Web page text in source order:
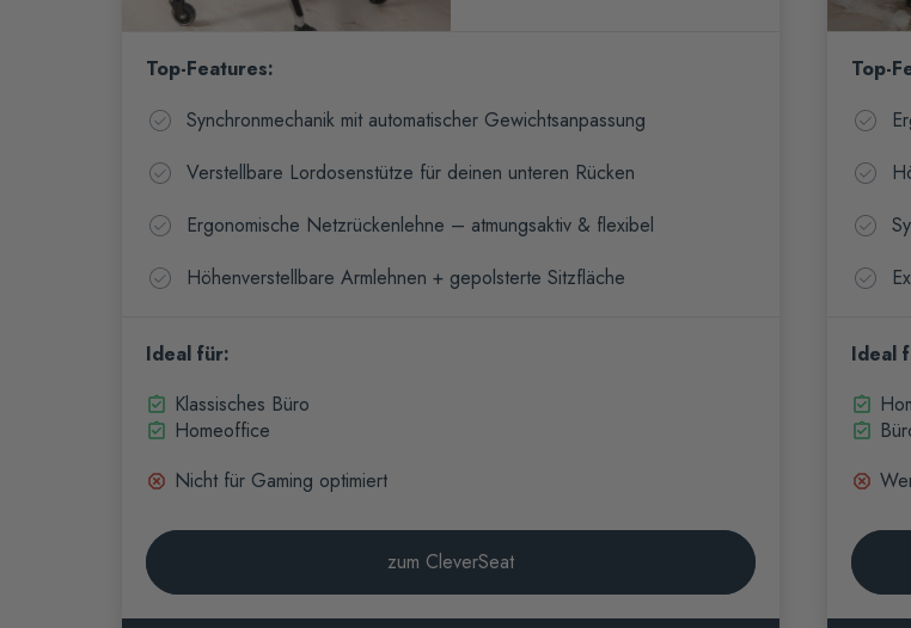
Top-Features:
Synchronmechanik mit automatischer Gewichtsanpassung
Verstellbare Lordosenstütze für deinen unteren Rücken
Ergonomische Netzrückenlehne – atmungsaktiv & flexibel
Höhenverstellbare Armlehnen + gepolsterte Sitzfläche
Ideal für:
Klassisches Büro
Homeoffice
Nicht für Gaming optimiert
zum CleverSeat
Top-
Ideal